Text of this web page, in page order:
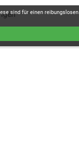
sind für einen reibungslosen